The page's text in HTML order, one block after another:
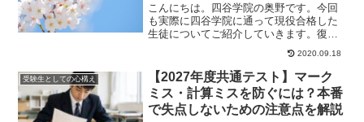
こんにちは。四谷学院の奥野です。今回
も実際に四谷学院に通って現役合格した
生徒についてご紹介していきます。復習
が問題その生徒は、「メディアに興味が
2020.09.18
受験生としての心構え
【2027年度共通テスト】マーク
ミス・計算ミスを防ぐには？本番
で失点しないための注意点を解説